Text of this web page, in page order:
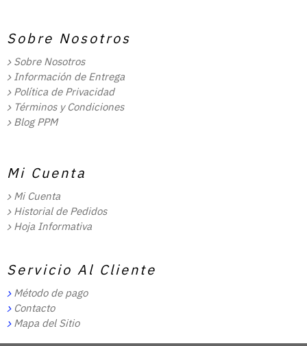
Sobre Nosotros
Sobre Nosotros
Información de Entrega
Política de Privacidad
Términos y Condiciones
Blog PPM
Mi Cuenta
Mi Cuenta
Historial de Pedidos
Hoja Informativa
Servicio Al Cliente
Método de pago
Contacto
Mapa del Sitio